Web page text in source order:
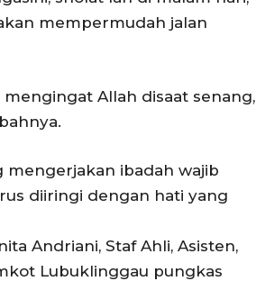
mempermudah jalan
Allah disaat senang,
mengerjakan ibadah wajib
diiringi dengan hati yang
Andriani, Staf Ahli, Asisten,
Lubuklinggau pungkas